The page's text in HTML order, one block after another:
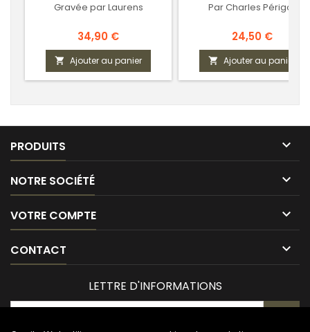
Gravée par Laurens
Prix
34,90 €
 Ajouter au panier
Par Charles Périgot
Prix
24,50 €
 Ajouter au panier
PRODUITS 
NOTRE SOCIÉTÉ 
VOTRE COMPTE 
CONTACT 
LETTRE D'INFORMATIONS